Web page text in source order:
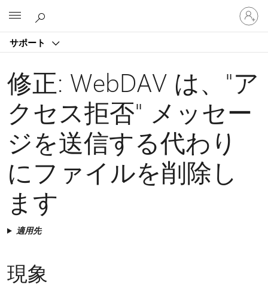
サポート
ア
カ
ウ
イ
ン
修正: WebDAV は、"ア
クセス拒否" メッセー
ジを送信する代わり
にファイルを削除し
ます
適用先
現象